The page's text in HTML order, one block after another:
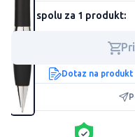
Cena spolu za 1 produkt:
Dotaz na produkt